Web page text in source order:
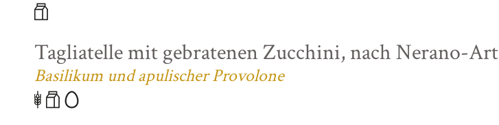
Tagliatelle mit gebratenen Zucchini, nach Nerano-Art
Basilikum und apulischer Provolone